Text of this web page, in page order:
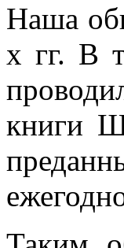
Наша
х гг. В
книги